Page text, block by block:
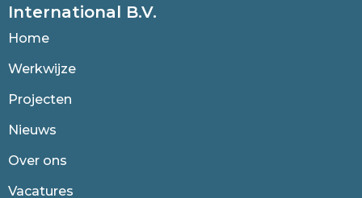
International B.V.
Home
Werkwijze
Projecten
Nieuws
Over ons
Vacatures